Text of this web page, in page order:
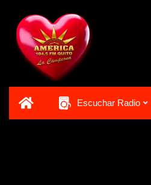
contenido
Escuchar Radio